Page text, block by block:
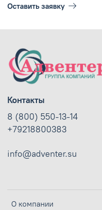
Оставить заявку
О компании
Контакты
8 (800) 550-13-14
+79218800383
info@adventer.su